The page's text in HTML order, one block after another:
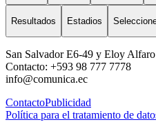
Resultados Estadios
San Salvador E6-49 y Eloy Alfaro
Contacto: +593 98 777 7778
info@comunica.ec
ContactoPublicidad
Política para el tratamiento de